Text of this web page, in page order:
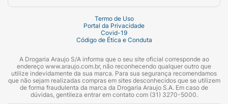
Termo de Uso
Portal da Privacidade
Covid-19
Código de Ética e Conduta
A Drogaria Araujo S/A informa que o seu site oficial corresponde ao
endereço www.araujo.com.br, não reconhecendo qualquer outro que
utilize indevidamente da sua marca. Para sua segurança recomendamos
que não sejam realizadas compras em sites desconhecidos que se utilizem
de forma fraudulenta da marca da Drogaria Araujo S.A. Em caso de
dúvidas, gentileza entrar em contato com (31) 3270-5000.